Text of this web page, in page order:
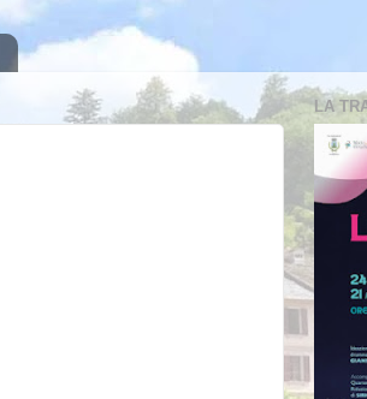
LA